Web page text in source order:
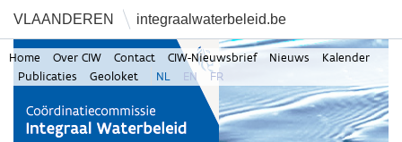
VLAANDEREN integraalwaterbeleid.be
Home Over CIW Contact CIW-Nieuwsbrief Nieuws
Kalender
Publicaties
Geoloket NL EN FR